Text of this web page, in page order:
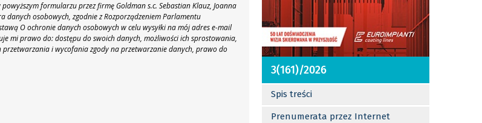
formularzu przez firmę Goldman s.c. Sebastian Klauz, Joanna
danych osobowych, zgodnie z Rozporządzeniem Parlamentu
O ochronie danych osobowych w celu wysyłki na mój adres e-mail
mi prawo do: dostępu do swoich danych, możliwości ich sprostowania,
i wycofania zgody na przetwarzanie danych, prawo do
3(161)/2026
Spis treści
Prenumerata przez Internet